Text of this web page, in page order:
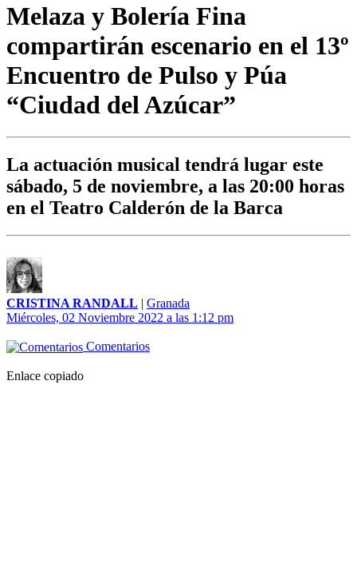
Melaza y Bolería Fina
compartirán escenario en el 13º
Encuentro de Pulso y Púa
“Ciudad del Azúcar”
La actuación musical tendrá lugar este
sábado, 5 de noviembre, a las 20:00 horas
en el Teatro Calderón de la Barca
CRISTINA RANDALL | Granada
Miércoles, 02 Noviembre 2022 a las 1:12 pm
Comentarios
Enlace copiado